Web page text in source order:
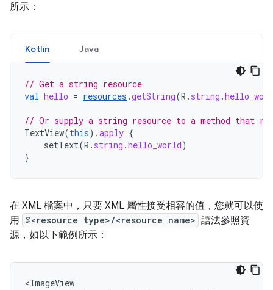
所示：
Kotlin Java
// Get a string resource
val hello = resources .getString(R . string .
// Or supply a string resource to a method that
TextView(this).apply {
setText(R . string .hello_world)
}
在 XML 檔案中，只要 XML 屬性接受相容的值，您就可以使
用 @<resource type>/<resource name> 語法參照資
源，如以下範例所示：